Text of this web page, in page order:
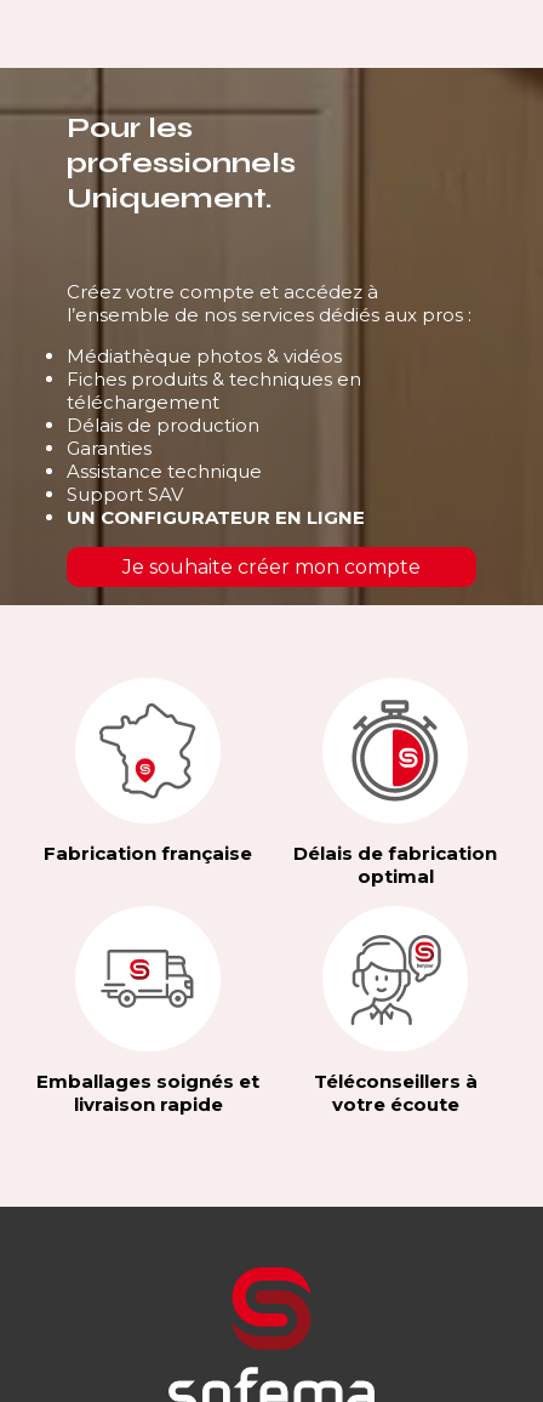
Pour les
professionnels
Uniquement.
Créez votre compte et accédez à
l’ensemble de nos services dédiés aux pros :
Médiathèque photos & vidéos
Fiches produits & techniques en
téléchargement
Délais de production
Garanties
Assistance technique
Support SAV
UN CONFIGURATEUR EN LIGNE
Je souhaite créer mon compte
Fabrication française
Délais de fabrication
optimal
Emballages soignés et
livraison rapide
Téléconseillers à
votre écoute